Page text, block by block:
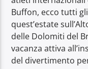
Buffon, ecco tutti
quest’estate
delle Dolomiti del
vacanza attiva
del divertimento